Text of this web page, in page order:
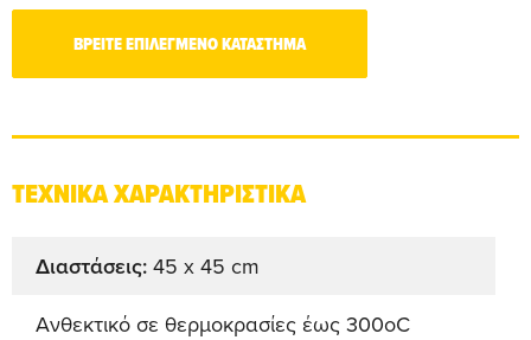
ΒΡΕΙΤΕ ΕΠΙΛΕΓΜΕΝΟ ΚΑΤΑΣΤΗΜΑ
ΤΕΧΝΙΚΑ ΧΑΡΑΚΤΗΡΙΣΤΙΚΑ
Διαστάσεις: 45 x 45 cm
Ανθεκτικό σε θερμοκρασίες έως 300οC